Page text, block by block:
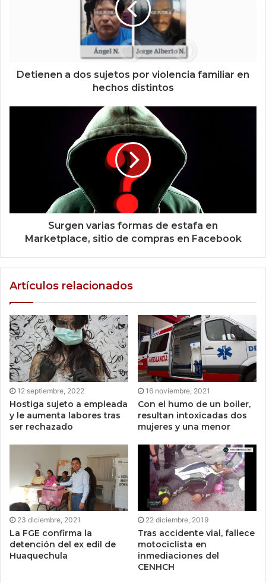
Detienen a dos sujetos por violencia familiar en
hechos distintos
Surgen varias formas de estafa en
Marketplace, sitio de compras en Facebook
Artículos relacionados
12 septiembre, 2022
Hostiga sujeto a empleada
y le aumenta labores tras
ser rechazado
16 noviembre, 2021
Con el humo de un boiler,
resultan intoxicadas dos
mujeres y una menor
23 diciembre, 2021
La FGE confirma la
detención del ex edil de
Huaquechula
22 diciembre, 2019
Tras accidente vial, fallece
motociclista en
inmediaciones del
CENHCH